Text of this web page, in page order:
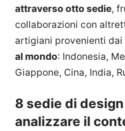
attraverso otto sedie,
collaborazioni con
artigiani provenienti dai
al mondo: Indonesia,
Giappone, Cina, India,
8 sedie di
analizzare il